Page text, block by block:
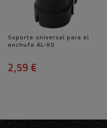
Soporte universal para el
enchufe AL-KO
2,59 €